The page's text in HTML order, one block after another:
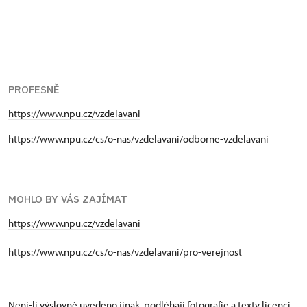
PROFESNĚ
https://www.npu.cz/vzdelavani
https://www.npu.cz/cs/o-nas/vzdelavani/odborne-vzdelavani
MOHLO BY VÁS ZAJÍMAT
https://www.npu.cz/vzdelavani
https://www.npu.cz/cs/o-nas/vzdelavani/pro-verejnost
Není-li výslovně uvedeno jinak, podléhají fotografie a texty licenci